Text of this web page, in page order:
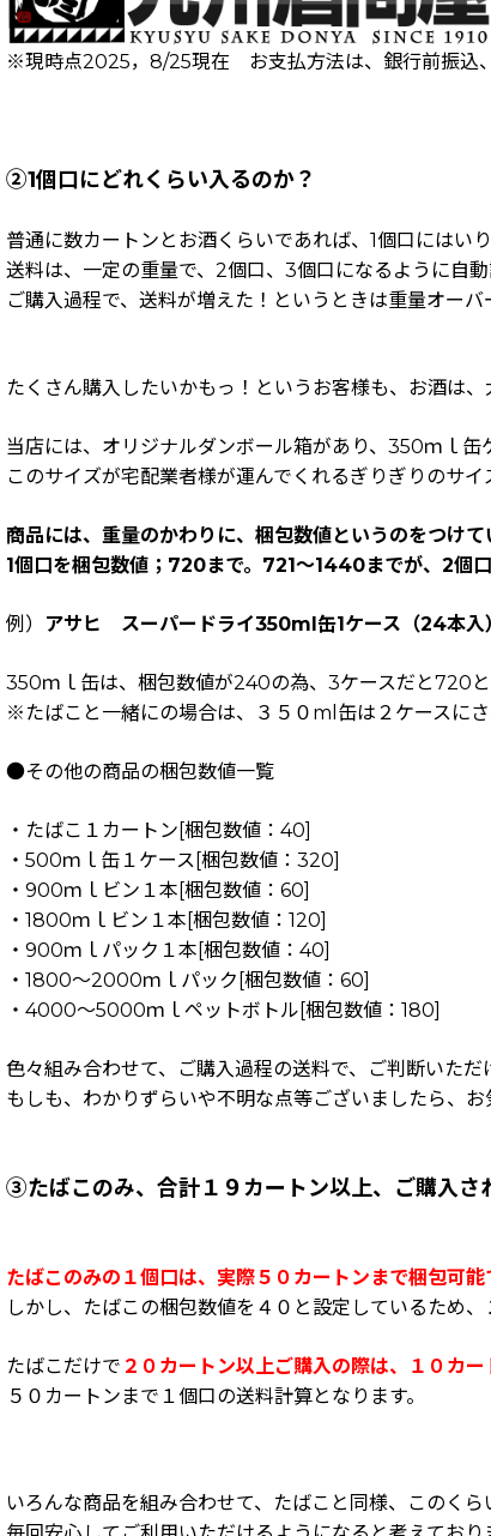
※現時点2025，8/25現在 お支払方法は、銀行前振込
②1個口にどれくらい入るのか？
普通に数カートンとお酒くらいであれば、1個口にはい
送料は、一定の重量で、2個口、3個口になるように自動
ご購入過程で、送料が増えた！というときは重量オーバ
たくさん購入したいかもっ！というお客様も、お酒は
当店には、オリジナルダンボール箱があり、350ｍｌ缶
このサイズが宅配業者様が運んでくれるぎりぎりのサイ
商品には、重量のかわりに、梱包数値というのをつけて
1個口を梱包数値；720まで。721～1440までが、2個口
例） アサヒ スーパードライ350ml缶1ケース（24本入
350ｍｌ缶は、梱包数値が240の為、3ケースだと720と
※たばこと一緒にの場合は、３５０ml缶は２ケースにさ
●その他の商品の梱包数値一覧
・たばこ１カートン[梱包数値：40]
・500ｍｌ缶１ケース[梱包数値：320]
・900ｍｌビン１本[梱包数値：60]
・1800ｍｌビン１本[梱包数値：120]
・900ｍｌパック１本[梱包数値：40]
・1800～2000ｍｌパック[梱包数値：60]
・4000～5000ｍｌペットボトル[梱包数値：180]
色々組み合わせて、ご購入過程の送料で、ご判断いただ
もしも、わかりずらいや不明な点等ございましたら、お
③たばこのみ、合計１９カートン以上、ご購入さ
たばこのみの１個口は、実際５０カートンまで梱包可能
しかし、たばこの梱包数値を４０と設定しているため、
たばこだけで ２０カートン以上ご購入の際は、１０カ
５０カートンまで１個口の送料計算となります。
いろんな商品を組み合わせて、たばこと同様、このく